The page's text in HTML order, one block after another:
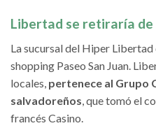
Libertad se retiraría de
La sucursal del Hiper
shopping Paseo San Juan.
locales, pertenece al Grupo
salvadoreños , que tomó el
francés Casino.